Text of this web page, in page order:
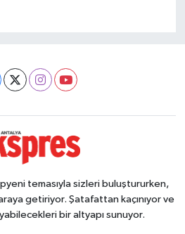
temasıyla sizleri buluştururken,
getiriyor. Şatafattan kaçınıyor ve
bir altyapı sunuyor.